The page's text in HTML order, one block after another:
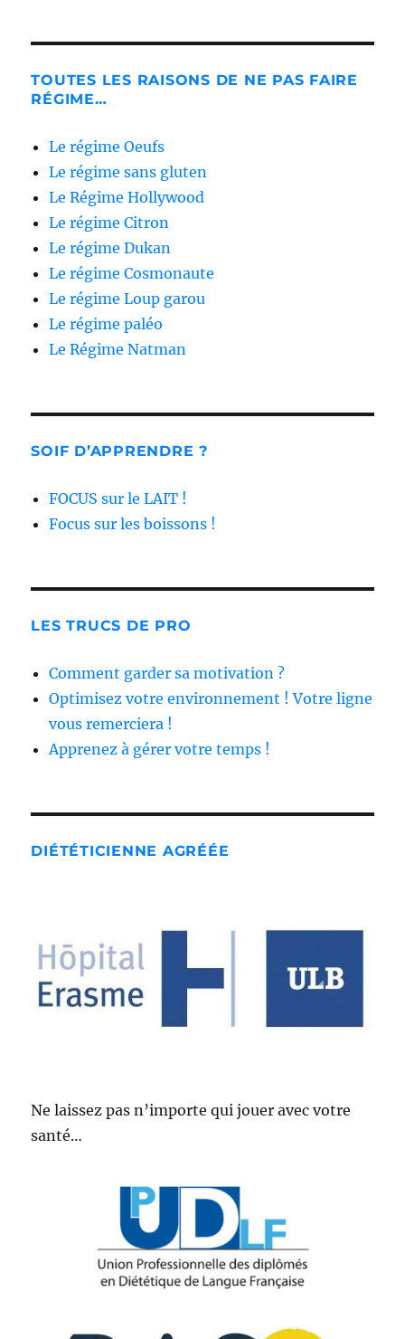
TOUTES LES RAISONS DE NE PAS FAIRE
RÉGIME…
Le régime Oeufs
Le régime sans gluten
Le Régime Hollywood
Le régime Citron
Le régime Dukan
Le régime Cosmonaute
Le régime Loup garou
Le régime paléo
Le Régime Natman
SOIF D’APPRENDRE ?
FOCUS sur le LAIT !
Focus sur les boissons !
LES TRUCS DE PRO
Comment garder sa motivation ?
Optimisez votre environnement ! Votre ligne
vous remerciera !
Apprenez à gérer votre temps !
DIÉTÉTICIENNE AGRÉÉE
Ne laissez pas n’importe qui jouer avec votre
santé…